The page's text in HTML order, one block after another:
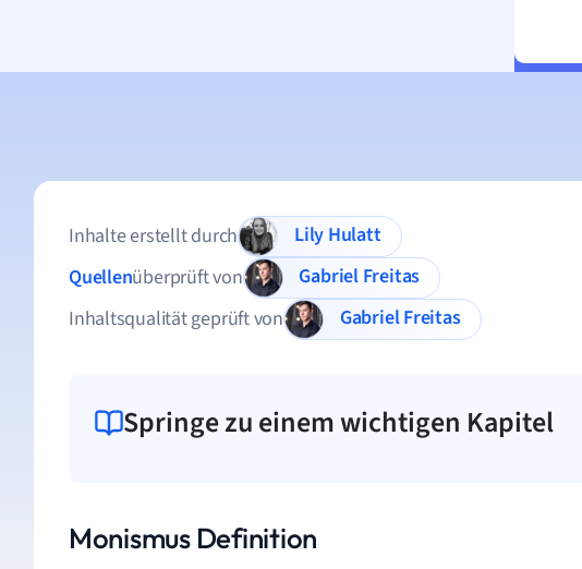
Inhalte erstellt durch
Lily Hulatt
Quellenüberprüft von
Gabriel Freitas
Inhaltsqualität geprüft von
Gabriel Freitas
Springe zu einem wichtigen Kapitel
Monismus Definition